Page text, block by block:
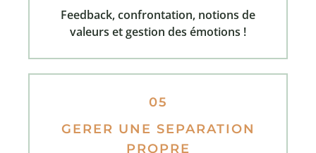
Feedback, confrontation, notions de
valeurs et gestion des émotions !
05
GERER UNE SEPARATION
PROPRE